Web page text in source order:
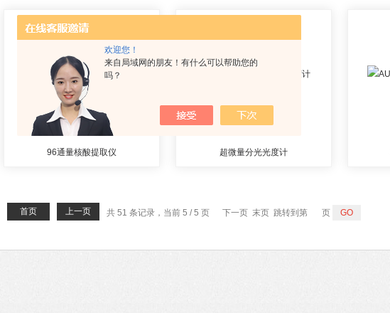
欢迎您！
来自局域网的朋友！有什么可以帮助您的
吗？
96通量核酸提取仪 超微量分光光度计
共 51 条记录，当前 5 / 5 页
首页 上一页 下一页 末页 跳转到第 页